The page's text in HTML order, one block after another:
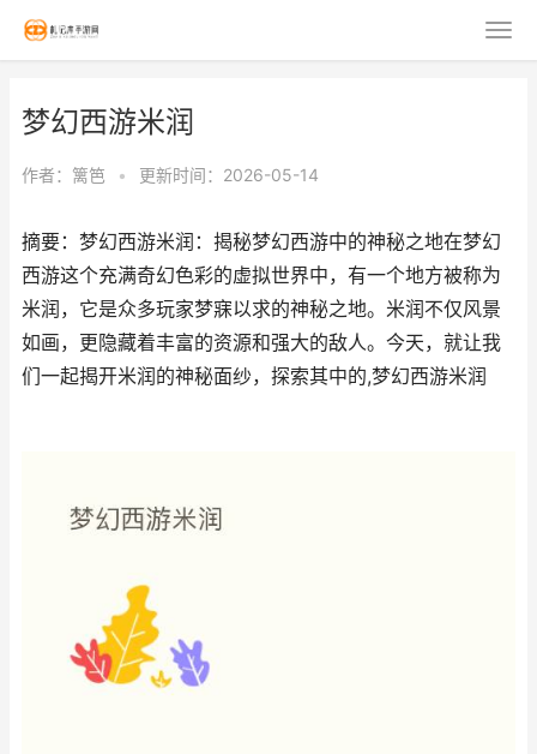
梦幻西游米润
作者： 篱笆 • 更新时间：2026-05-14
摘要：梦幻西游米润：揭秘梦幻西游中的神秘之地在梦幻
西游这个充满奇幻色彩的虚拟世界中，有一个地方被称为
米润，它是众多玩家梦寐以求的神秘之地。米润不仅风景
如画，更隐藏着丰富的资源和强大的敌人。今天，就让我
们一起揭开米润的神秘面纱，探索其中的,梦幻西游米润